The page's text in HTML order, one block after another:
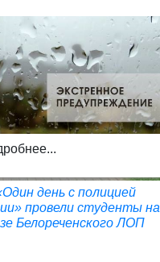
день с полицией
провели студенты на
Белореченского ЛОП